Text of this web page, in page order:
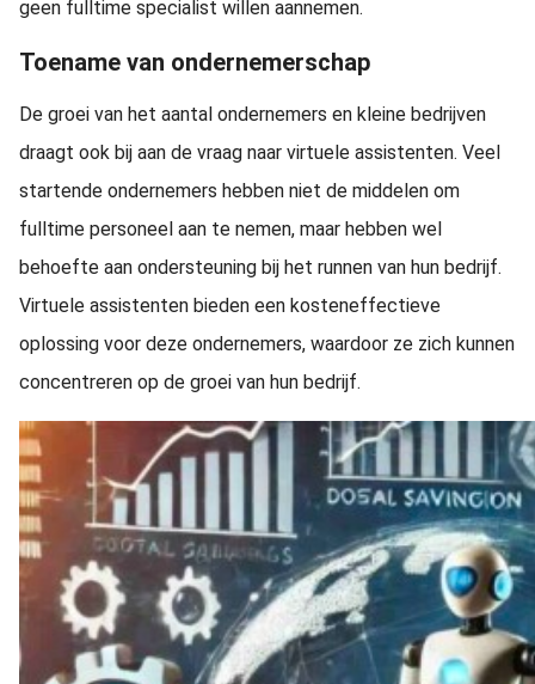
geen fulltime specialist willen aannemen.
Toename van ondernemerschap
De groei van het aantal ondernemers en kleine bedrijven
draagt ook bij aan de vraag naar virtuele assistenten. Veel
startende ondernemers hebben niet de middelen om
fulltime personeel aan te nemen, maar hebben wel
behoefte aan ondersteuning bij het runnen van hun bedrijf.
Virtuele assistenten bieden een kosteneffectieve
oplossing voor deze ondernemers, waardoor ze zich kunnen
concentreren op de groei van hun bedrijf.